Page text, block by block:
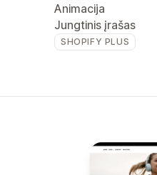
Animacija
Jungtinis įrašas
SHOPIFY PLUS